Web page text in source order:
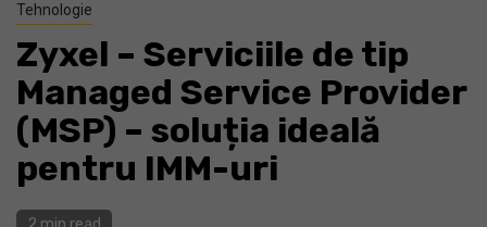
Tehnologie
Zyxel – Serviciile de tip
Managed Service Provider
(MSP) – soluția ideală
pentru IMM-uri